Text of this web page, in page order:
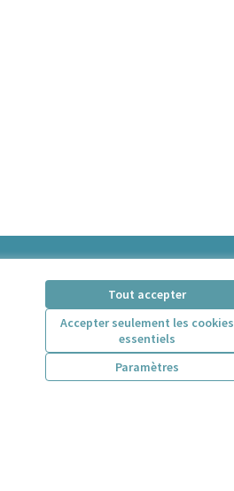
Tout accepter
Accepter seulement les cookies
essentiels
Paramètres